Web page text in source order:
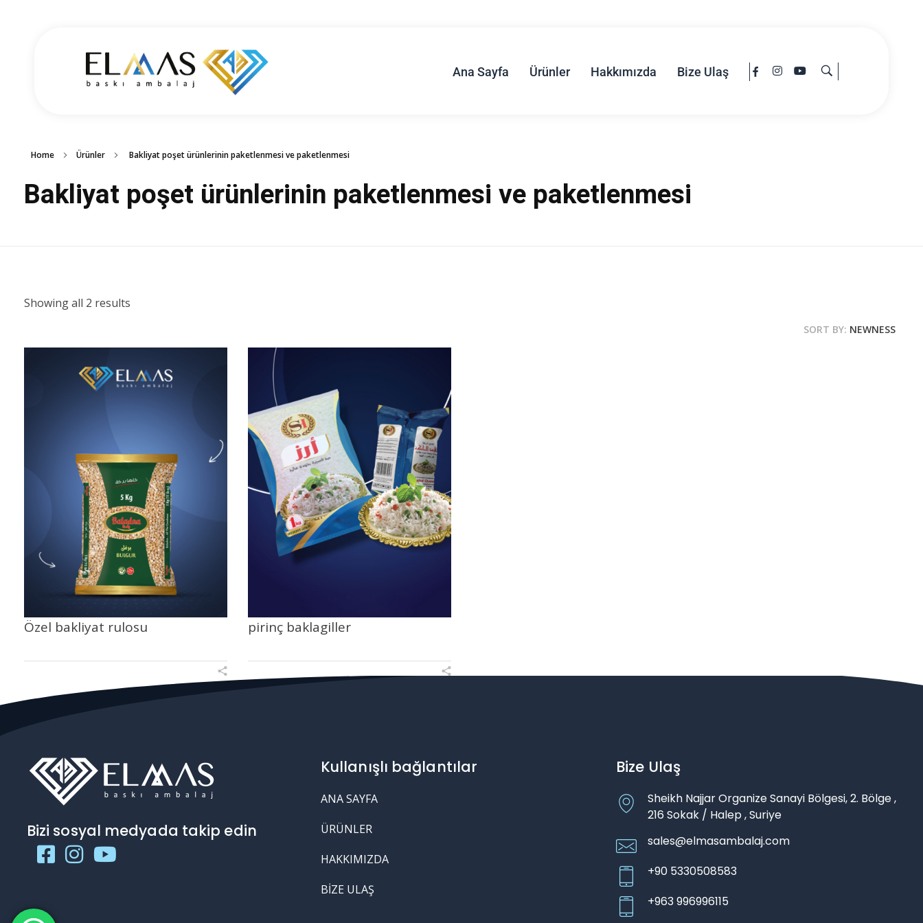
Ana Sayfa Ürünler Hakkımızda Bize Ulaş
Home Ürünler Bakliyat poşet ürünlerinin paketlenmesi ve paketlenmesi
Bakliyat poşet ürünlerinin paketlenmesi ve paketlenmesi
Showing all 2 results
SORT BY: NEWNESS
Özel bakliyat rulosu pirinç baklagiller
Bizi sosyal medyada takip edin
Kullanışlı bağlantılar
ANA SAYFA
ÜRÜNLER
HAKKIMIZDA
BIZE ULAŞ
Bize Ulaş
Sheikh Najjar Organize Sanayi Bölgesi, 2. Bölge ,
216 Sokak / Halep , Suriye
sales@elmasambalaj.com
+90 5330508583
+963 996996115